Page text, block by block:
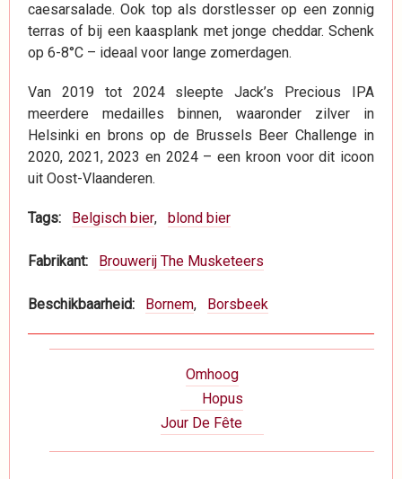
caesarsalade. Ook top als dorstlesser op een zonnig
terras of bij een kaasplank met jonge cheddar. Schenk
op 6-8°C – ideaal voor lange zomerdagen.
Van 2019 tot 2024 sleepte Jack’s Precious IPA
meerdere medailles binnen, waaronder zilver in
Helsinki en brons op de Brussels Beer Challenge in
2020, 2021, 2023 en 2024 – een kroon voor dit icoon
uit Oost-Vlaanderen.
Tags Belgisch bier blond bier
Fabrikant Brouwerij The Musketeers
Beschikbaarheid Bornem Borsbeek
Hopus
Omhoog
Jour De Fête